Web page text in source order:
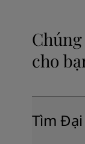
cho
Tìm Đại